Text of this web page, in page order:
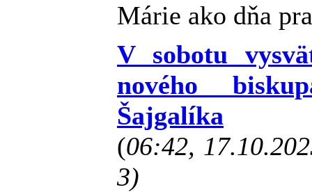
Márie ako dňa
V sobotu
nového
Šajgalíka
(06:42,
3)